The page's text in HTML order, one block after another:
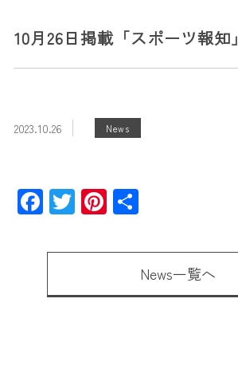
10月26日掲載「スポーツ報知」
2023.10.26 News
Facebook
TwitterPinterest
共
News一覧へ